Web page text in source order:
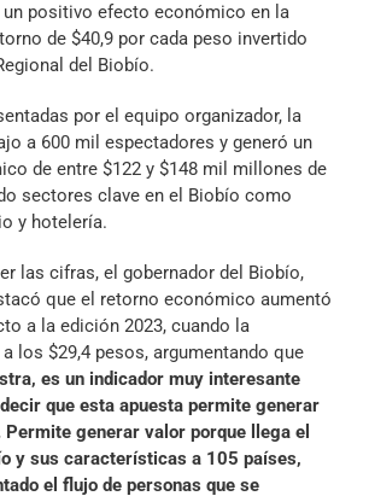
positivo efecto económico en la
de $40,9 por cada peso invertido
del Biobío.
por el equipo organizador, la
a 600 mil espectadores y generó un
de entre $122 y $148 mil millones de
sectores clave en el Biobío como
y hotelería.
las cifras, el gobernador del Biobío,
que el retorno económico aumentó
a la edición 2023, cuando la
los $29,4 pesos, argumentando que
es un indicador muy interesante
que esta apuesta permite generar
generar valor porque llega el
y sus características a 105 países,
el flujo de personas que se